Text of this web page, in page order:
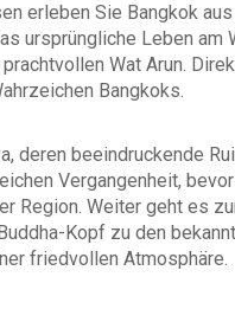
erleben Sie Bangkok
ursprüngliche Leben
Wat Arun.
Bangkoks.
beeindruckende
Vergangenheit,
Region. Weiter geht es
Kopf zu den
friedvollen Atmosphäre.